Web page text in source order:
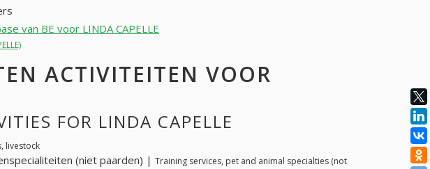
van BE voor LINDA CAPELLE
ACTIVITEITEN VOOR
FOR LINDA CAPELLE
livestock
(niet paarden) | Training services, pet and animal specialties (not